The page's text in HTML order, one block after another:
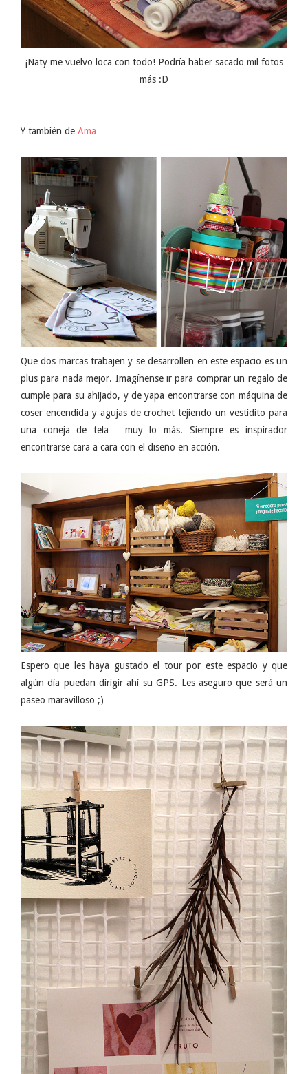
¡Naty me vuelvo loca con todo! Podría haber sacado mil fotos
más :D
Y también de Ama
Que dos marcas trabajen y se desarrollen en este espacio es un
plus para nada mejor. Imagínense ir para comprar un regalo de
cumple para su ahijado, y de yapa encontrarse con máquina de
coser encendida y agujas de crochet tejiendo un vestidito para
una coneja de tela… muy lo más. Siempre es inspirador
encontrarse cara a cara con el diseño en acción.
Espero que les haya gustado el tour por este espacio y que
algún día puedan dirigir ahí su GPS. Les aseguro que será un
paseo maravilloso ;)